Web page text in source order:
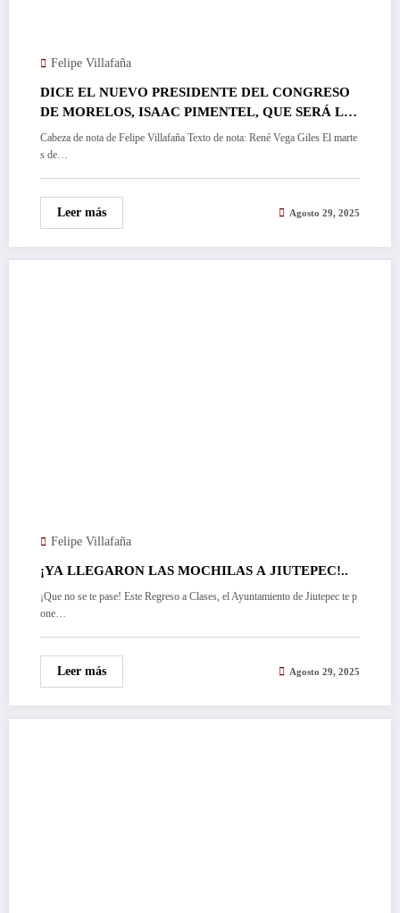
Felipe Villafaña
DICE EL NUEVO PRESIDENTE DEL CONGRESO
DE MORELOS, ISAAC PIMENTEL, QUE SERÁ LA
JUNTA POLÍTICA, LA QUE DETERMINE FECHA
DE COMPARECENCIA DEL FISCAL EDGAR
Cabeza de nota de Felipe Villafaña Texto de nota: René Vega Giles El marte
s de…
Leer más Agosto 29, 2025
Felipe Villafaña
¡YA LLEGARON LAS MOCHILAS A JIUTEPEC!..
¡Que no se te pase! Este Regreso a Clases, el Ayuntamiento de Jiutepec te p
one…
Leer más Agosto 29, 2025